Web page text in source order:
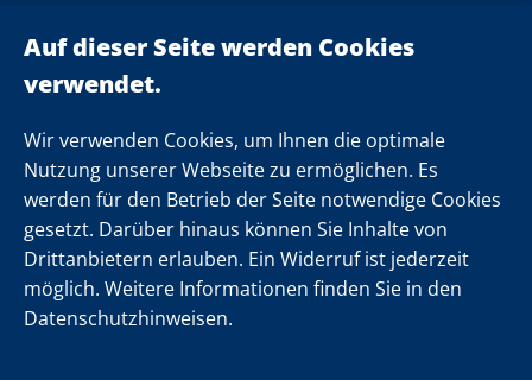
Wir verwenden Cookies, um Ihnen die optimale
Nutzung unserer Webseite zu ermöglichen. Es
werden für den Betrieb der Seite notwendige Cookies
gesetzt. Darüber hinaus können Sie Inhalte von
Drittanbietern erlauben. Ein Widerruf ist jederzeit
möglich. Weitere Informationen finden Sie in den
Datenschutzhinweisen.
Landeskabinett
Einsamkeit
Folgen Sie uns